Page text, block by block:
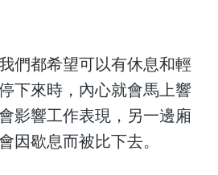
們都希望可以有休息和輕
下來時，內心就會馬上響
影響工作表現，另一邊廂
因歇息而被比下去。